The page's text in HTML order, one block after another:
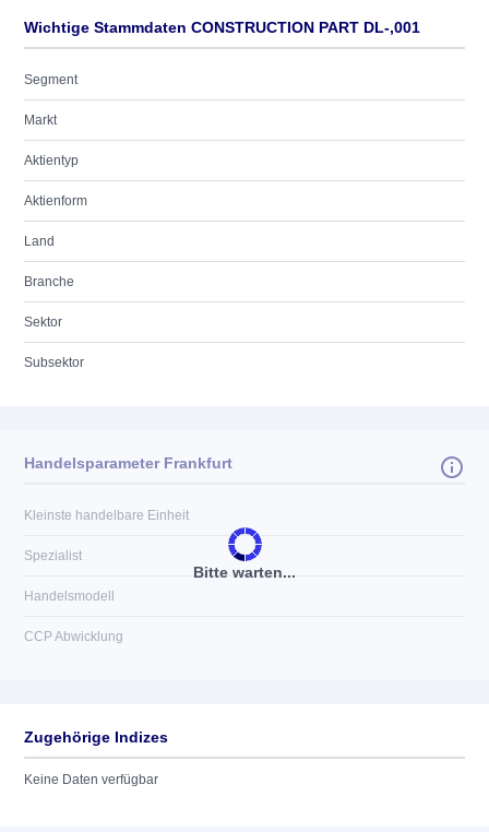
Wichtige Stammdaten CONSTRUCTION PART DL-,001
Segment
Markt
Aktientyp
Aktienform
Land
Branche
Sektor
Subsektor
Bitte warten...
Handelsparameter Frankfurt
Kleinste handelbare Einheit
Spezialist
Handelsmodell
CCP Abwicklung
Zugehörige Indizes
Keine Daten verfügbar